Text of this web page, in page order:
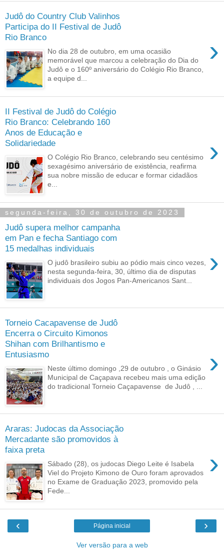
Judô do Country Club Valinhos
Participa do II Festival de Judô
Rio Branco
›
No dia 28 de outubro, em uma ocasião
memorável que marcou a celebração do Dia do
Judô e o 160º aniversário do Colégio Rio Branco,
a equipe d...
II Festival de Judô do Colégio
Rio Branco: Celebrando 160
Anos de Educação e
Solidariedade
›
O Colégio Rio Branco, celebrando seu centésimo
sexagésimo aniversário de existência, reafirma
sua nobre missão de educar e formar cidadãos
e...
segunda-feira, 30 de outubro de 2023
Judô supera melhor campanha
em Pan e fecha Santiago com
15 medalhas individuais
›
O judô brasileiro subiu ao pódio mais cinco vezes,
nesta segunda-feira, 30, último dia de disputas
individuais dos Jogos Pan-Americanos Sant...
Torneio Cacapavense de Judô
Encerra o Circuito Kimonos
Shihan com Brilhantismo e
Entusiasmo
›
Neste último domingo ,29 de outubro , o Ginásio
Municipal de Caçapava recebeu mais uma edição
do tradicional Torneio Caçapavense de Judô , ...
Araras: Judocas da Associação
Mercadante são promovidos à
faixa preta
›
Sábado (28), os judocas Diego Leite é Isabela
Viel do Projeto Kimono de Ouro foram aprovados
no Exame de Graduação 2023, promovido pela
Fede...
‹ ›
Página inicial
Ver versão para a web